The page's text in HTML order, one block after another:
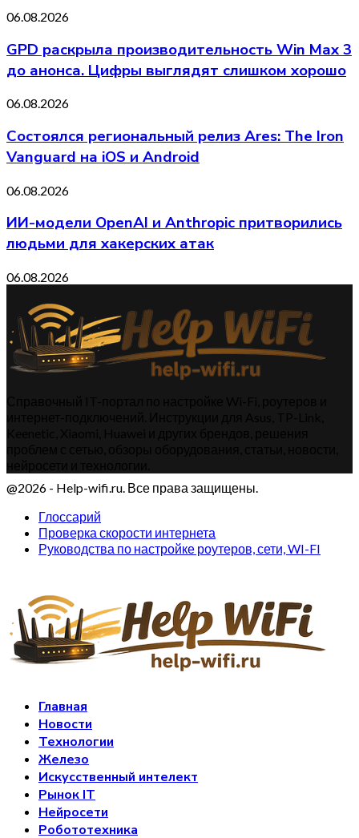
06.08.2026
GPD раскрыла производительность Win Max 3
до анонса. Цифры выглядят слишком хорошо
06.08.2026
Состоялся региональный релиз Ares: The Iron
Vanguard на iOS и Android
06.08.2026
ИИ-модели OpenAI и Anthropic притворились
людьми для хакерских атак
06.08.2026
@2026 - Help-wifi.ru. Все права защищены.
Глоссарий
Проверка скорости интернета
Руководства по настройке роутеров, сети, WI-FI
Главная
Новости
Технологии
Железо
Искусственный интелект
Рынок IT
Нейросети
Робототехника